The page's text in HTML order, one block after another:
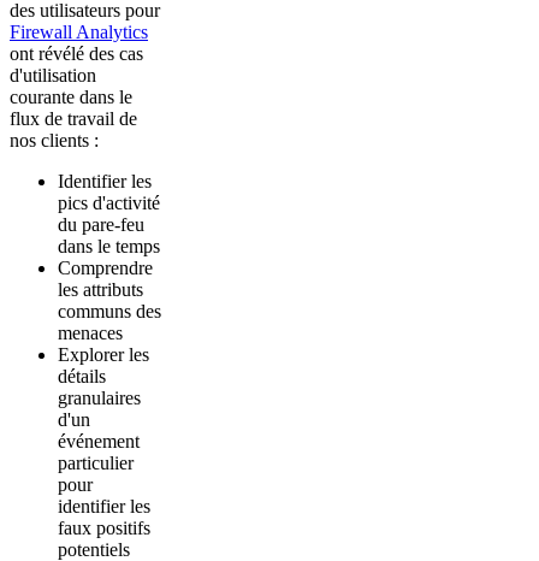
des utilisateurs pour
Firewall Analytics
ont révélé des cas
d'utilisation
courante dans le
flux de travail de
nos clients :
Identifier les
pics d'activité
du pare-feu
dans le temps
Comprendre
les attributs
communs des
menaces
Explorer les
détails
granulaires
d'un
événement
particulier
pour
identifier les
faux positifs
potentiels